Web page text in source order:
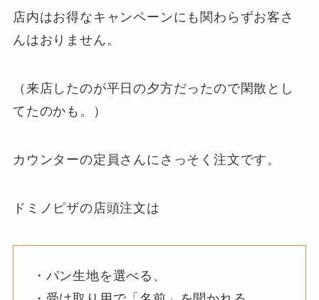
店内はお得なキャンペーンにも関わらずお客さ
んはおりません。
（来店したのが平日の夕方だったので閑散とし
てたのかも。）
カウンターの定員さんにさっそく注文です。
ドミノピザの店頭注文は
・パン生地を選べる、